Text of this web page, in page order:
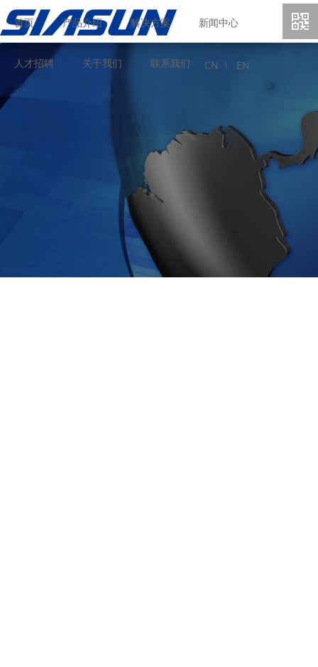
首页 产品介绍 解决方案 新闻中心
人才招聘 关于我们 联系我们 CN \ EN